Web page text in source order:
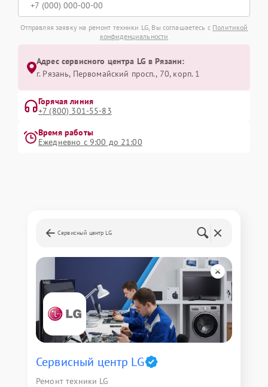
Отправляя заявку на ремонт техники LG, Вы соглашаетесь с Политикой
конфиденциальности
Адрес сервисного центра LG в Рязани:
г. Рязань, Первомайский просп., 70, корп. 1
Горячая линия
+7 (800) 301-55-83
Время работы
Ежедневно с 9:00 до 21:00
Сервисный центр LG
Сервисный центр LG
Ремонт техники LG